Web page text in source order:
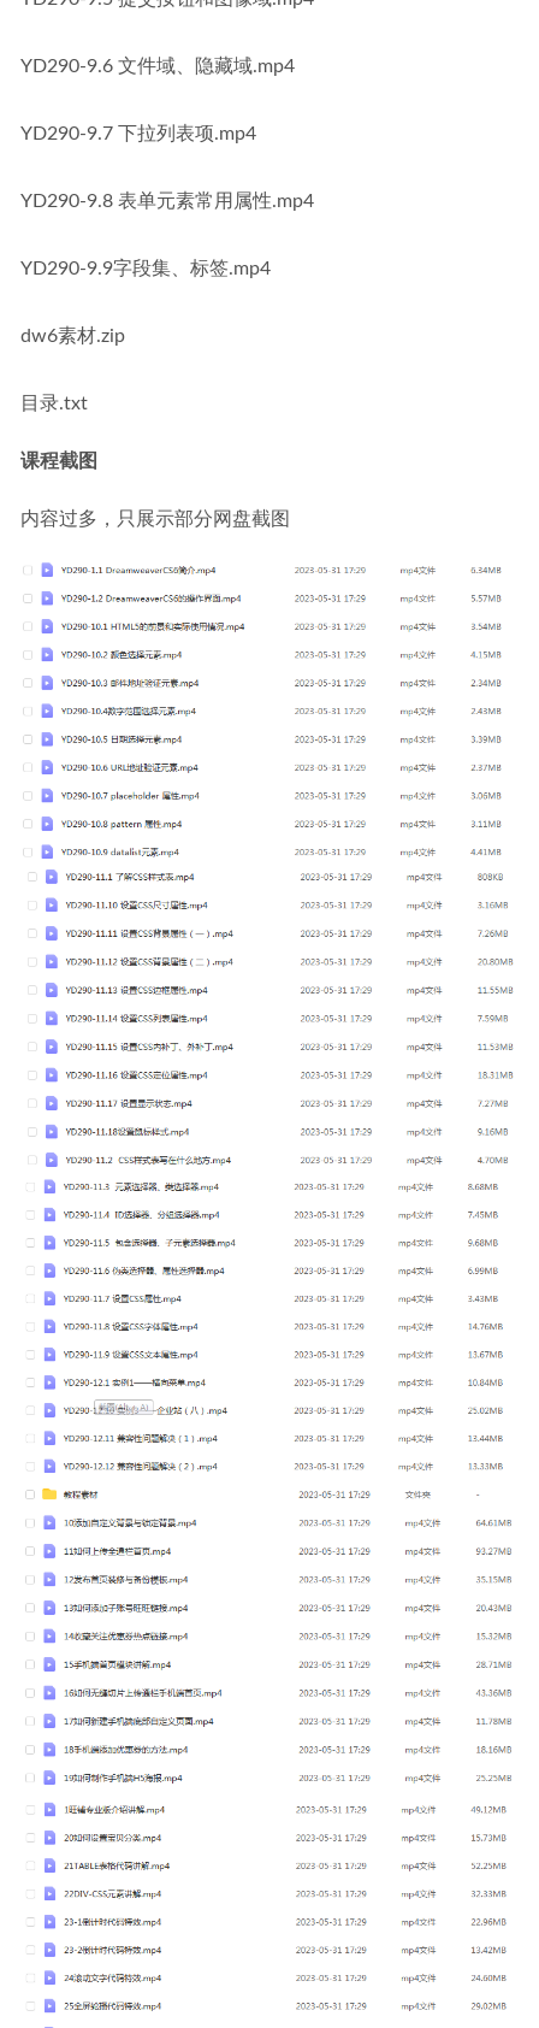
YD290-9.6 文件域、隐藏域.mp4
YD290-9.7 下拉列表项.mp4
YD290-9.8 表单元素常用属性.mp4
YD290-9.9字段集、标签.mp4
dw6素材.zip
目录.txt
课程截图
内容过多，只展示部分网盘截图